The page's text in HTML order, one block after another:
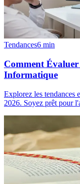
Tendances6 min
Comment Évaluer
Informatique
Explorez les tendances
2026. Soyez prêt pour